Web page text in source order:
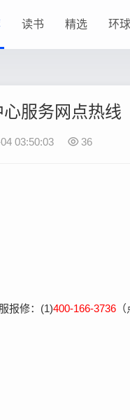
读书 精选 环球
服务网点热线
03:50:03 36
报修：(1)400-166-3736